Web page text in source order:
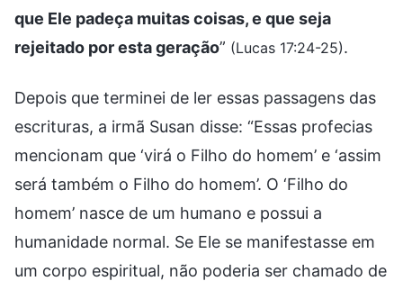
que Ele padeça muitas coisas, e que seja
rejeitado por esta geração” (Lucas 17:24-25).
Depois que terminei de ler essas passagens das
escrituras, a irmã Susan disse: “Essas profecias
mencionam que ‘virá o Filho do homem’ e ‘assim
será também o Filho do homem’. O ‘Filho do
homem’ nasce de um humano e possui a
humanidade normal. Se Ele se manifestasse em
um corpo espiritual, não poderia ser chamado de